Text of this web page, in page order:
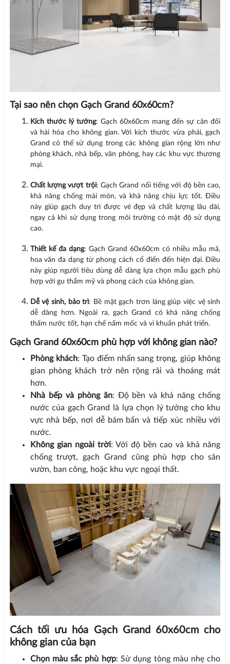
Tại sao nên chọn Gạch Grand 60x60cm?
Kích thước lý tưởng: Gạch 60x60cm mang đến sự cân đối
và hài hòa cho không gian. Với kích thước vừa phải, gạch
Grand có thể sử dụng trong các không gian rộng lớn như
phòng khách, nhà bếp, văn phòng, hay các khu vực thương
mại.
Chất lượng vượt trội: Gạch Grand nổi tiếng với độ bền cao,
khả năng chống mài mòn, và khả năng chịu lực tốt. Điều
này giúp gạch duy trì được vẻ đẹp và chất lượng lâu dài,
ngay cả khi sử dụng trong môi trường có mật độ sử dụng
cao.
Thiết kế đa dạng: Gạch Grand 60x60cm có nhiều mẫu mã,
hoa văn đa dạng từ phong cách cổ điển đến hiện đại. Điều
này giúp người tiêu dùng dễ dàng lựa chọn mẫu gạch phù
hợp với gu thẩm mỹ và phong cách của không gian.
Dễ vệ sinh, bảo trì: Bề mặt gạch trơn láng giúp việc vệ sinh
dễ dàng hơn. Ngoài ra, gạch Grand có khả năng chống
thấm nước tốt, hạn chế nấm mốc và vi khuẩn phát triển.
Gạch Grand 60x60cm phù hợp với không gian nào?
Phòng khách: Tạo điểm nhấn sang trọng, giúp không
gian phòng khách trở nên rộng rãi và thoáng mát
hơn.
Nhà bếp và phòng ăn: Độ bền và khả năng chống
nước của gạch Grand là lựa chọn lý tưởng cho khu
vực nhà bếp, nơi dễ bám bẩn và tiếp xúc nhiều với
nước.
Không gian ngoài trời: Với độ bền cao và khả năng
chống trượt, gạch Grand cũng phù hợp cho sân
vườn, ban công, hoặc khu vực ngoại thất.
Cách tối ưu hóa Gạch Grand 60x60cm cho
không gian của bạn
Chọn màu sắc phù hợp: Sử dụng tông màu nhẹ cho